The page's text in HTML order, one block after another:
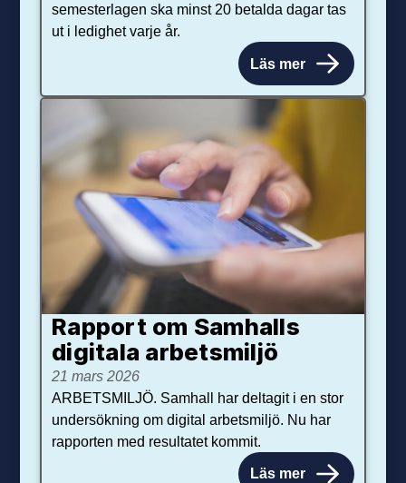
semesterlagen ska minst 20 betalda dagar tas
ut i ledighet varje år.
Läs mer
Rapport om Samhalls
digitala arbetsmiljö
21 mars 2026
ARBETSMILJÖ. Samhall har deltagit i en stor
undersökning om digital arbetsmiljö. Nu har
rapporten med resultatet kommit.
Läs mer